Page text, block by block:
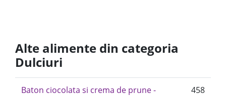
Alte alimente din categoria
Dulciuri
Baton ciocolata si crema de prune -
458